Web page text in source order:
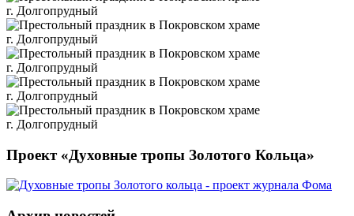
Проект «Духовные тропы Золотого Кольца»